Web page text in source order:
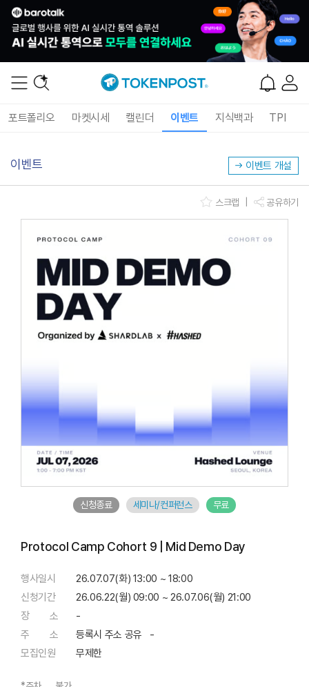
포트폴리오 마켓시세 캘린더 이벤트 지식백과 TPI
이벤트 이벤트 개설
스크랩 공유하기
신청종료 세미나/컨퍼런스 무료
Protocol Camp Cohort 9 | Mid Demo Day
행사일시
26.07.07(화) 13:00 ~ 18:00
신청기간
26.06.22(월) 09:00 ~ 26.07.06(월) 21:00
장 소
-
주 소
등록시 주소 공유 -
모집인원
무제한